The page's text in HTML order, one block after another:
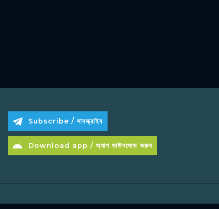
Subscribe / সাবস্ক্রাইব
Download app / অ্যাপ ডাউনলোড করুন